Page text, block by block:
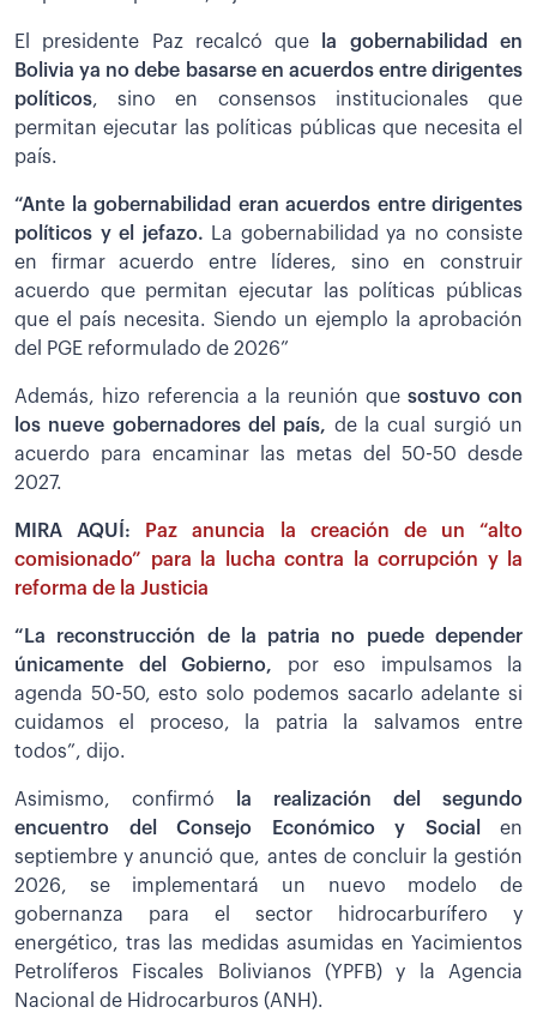
El presidente Paz recalcó que la gobernabilidad en
Bolivia ya no debe basarse en acuerdos entre dirigentes
políticos, sino en consensos institucionales que
permitan ejecutar las políticas públicas que necesita el
país.
“Ante la gobernabilidad eran acuerdos entre dirigentes
políticos y el jefazo. La gobernabilidad ya no consiste
en firmar acuerdo entre líderes, sino en construir
acuerdo que permitan ejecutar las políticas públicas
que el país necesita. Siendo un ejemplo la aprobación
del PGE reformulado de 2026”
Además, hizo referencia a la reunión que sostuvo con
los nueve gobernadores del país, de la cual surgió un
acuerdo para encaminar las metas del 50-50 desde
2027.
MIRA AQUÍ:
Paz anuncia la creación de un “alto
comisionado” para la lucha contra la corrupción y la
reforma de la Justicia
“La reconstrucción de la patria no puede depender
únicamente del Gobierno, por eso impulsamos la
agenda 50-50, esto solo podemos sacarlo adelante si
cuidamos el proceso, la patria la salvamos entre
todos”, dijo.
Asimismo, confirmó la realización del segundo
encuentro del Consejo Económico y Social en
septiembre y anunció que, antes de concluir la gestión
2026, se implementará un nuevo modelo de
gobernanza para el sector hidrocarburífero y
energético, tras las medidas asumidas en Yacimientos
Petrolíferos Fiscales Bolivianos (YPFB) y la Agencia
Nacional de Hidrocarburos (ANH).